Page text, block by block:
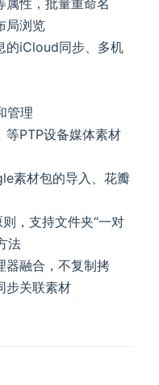
局浏览
的iCloud同步、多机
管理
等PTP设备媒体素材
素材包的导入、花瓣
，支持文件夹“一对
法
器融合，不复制拷
步关联素材